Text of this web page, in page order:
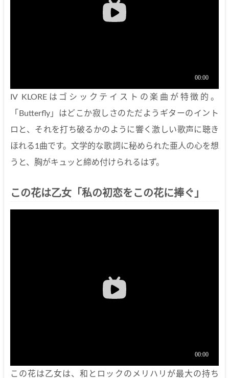
IV KLOREはゴシックテイストの楽曲が特徴的。
「Butterfly」はどこか寂しさのただようギターのイント
ロと、それを打ち破るかのように響く激しい歌声に聴き
ほれる1曲です。文学的な歌詞に秘められた亜人の心を想
うと、胸がキュッと締め付けられるはず。
この花は乙女「私の初恋をこの花に捧ぐ」
この花は乙女は、和とロックのメリハリが最大の持ち